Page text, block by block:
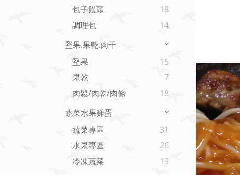
包子饅頭
18
調理包
14
堅果.果乾.肉干
堅果
15
果乾
7
肉鬆/肉乾/肉條
18
蔬菜水果雞蛋
蔬菜專區
31
水果專區
26
冷凍蔬菜
19